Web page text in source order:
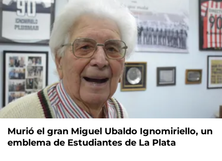
Murió el gran Miguel Ubaldo Ignomiriello, un
emblema de Estudiantes de La Plata